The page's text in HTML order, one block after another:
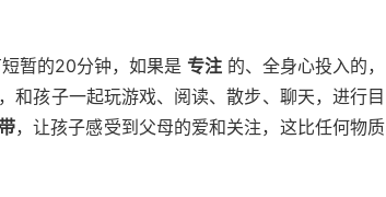
暂的20分钟，如果是 专注的、全身心投入的，
和孩子一起玩游戏、阅读、散步、聊天，进行目
，让孩子感受到父母的爱和关注，这比任何物质